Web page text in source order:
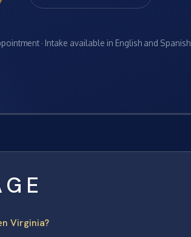
· Intake available in English and Spanish
Virginia?